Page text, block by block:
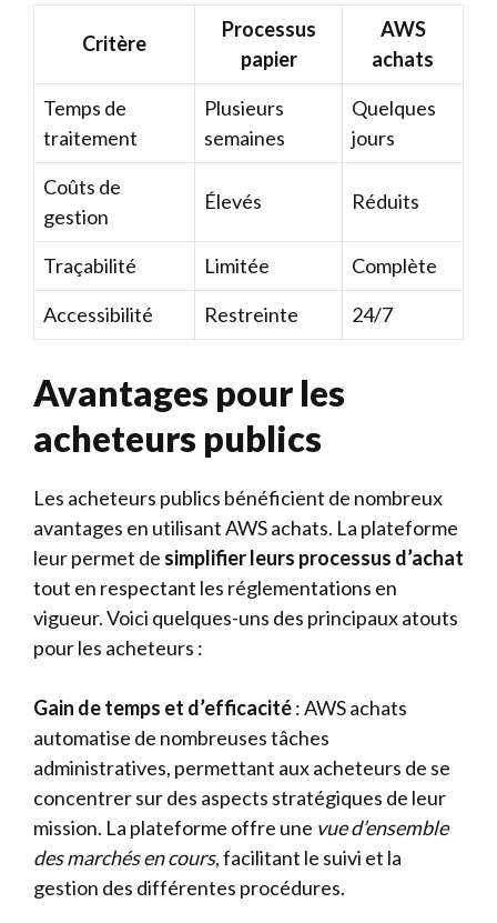
Critère
Processus
papier
AWS
achats
Temps de
traitement
Plusieurs
semaines
Quelques
jours
Coûts de
gestion
Élevés Réduits
Traçabilité Limitée
Complète
Accessibilité
Restreinte 24/7
Avantages pour les
acheteurs publics
Les acheteurs publics bénéficient de nombreux
avantages en utilisant AWS achats. La plateforme
leur permet de simplifier leurs processus d’achat
tout en respectant les réglementations en
vigueur. Voici quelques-uns des principaux atouts
pour les acheteurs :
Gain de temps et d’efficacité: AWS achats
automatise de nombreuses tâches
administratives, permettant aux acheteurs de se
concentrer sur des aspects stratégiques de leur
mission. La plateforme offre une vue d’ensemble
des marchés en cours, facilitant le suivi et la
gestion des différentes procédures.